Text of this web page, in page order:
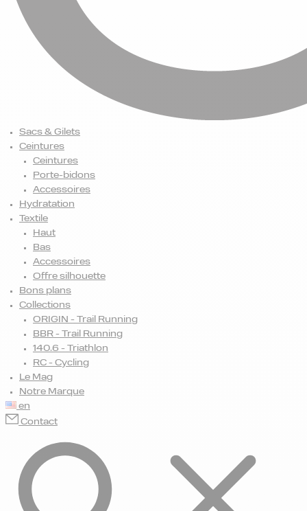
Sacs & Gilets
Ceintures
Ceintures
Porte-bidons
Accessoires
Hydratation
Textile
Haut
Bas
Accessoires
Offre silhouette
Bons plans
Collections
ORIGIN - Trail Running
BBR - Trail Running
140.6 - Triathlon
RC - Cycling
Le Mag
Notre Marque
en
Contact